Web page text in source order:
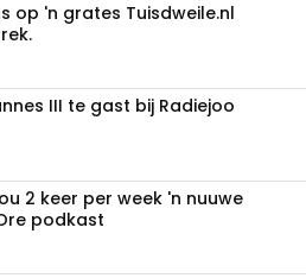
op 'n grates Tuisdweile.nl
III te gast bij Radiejoo
2 keer per week 'n nuuwe
podkast